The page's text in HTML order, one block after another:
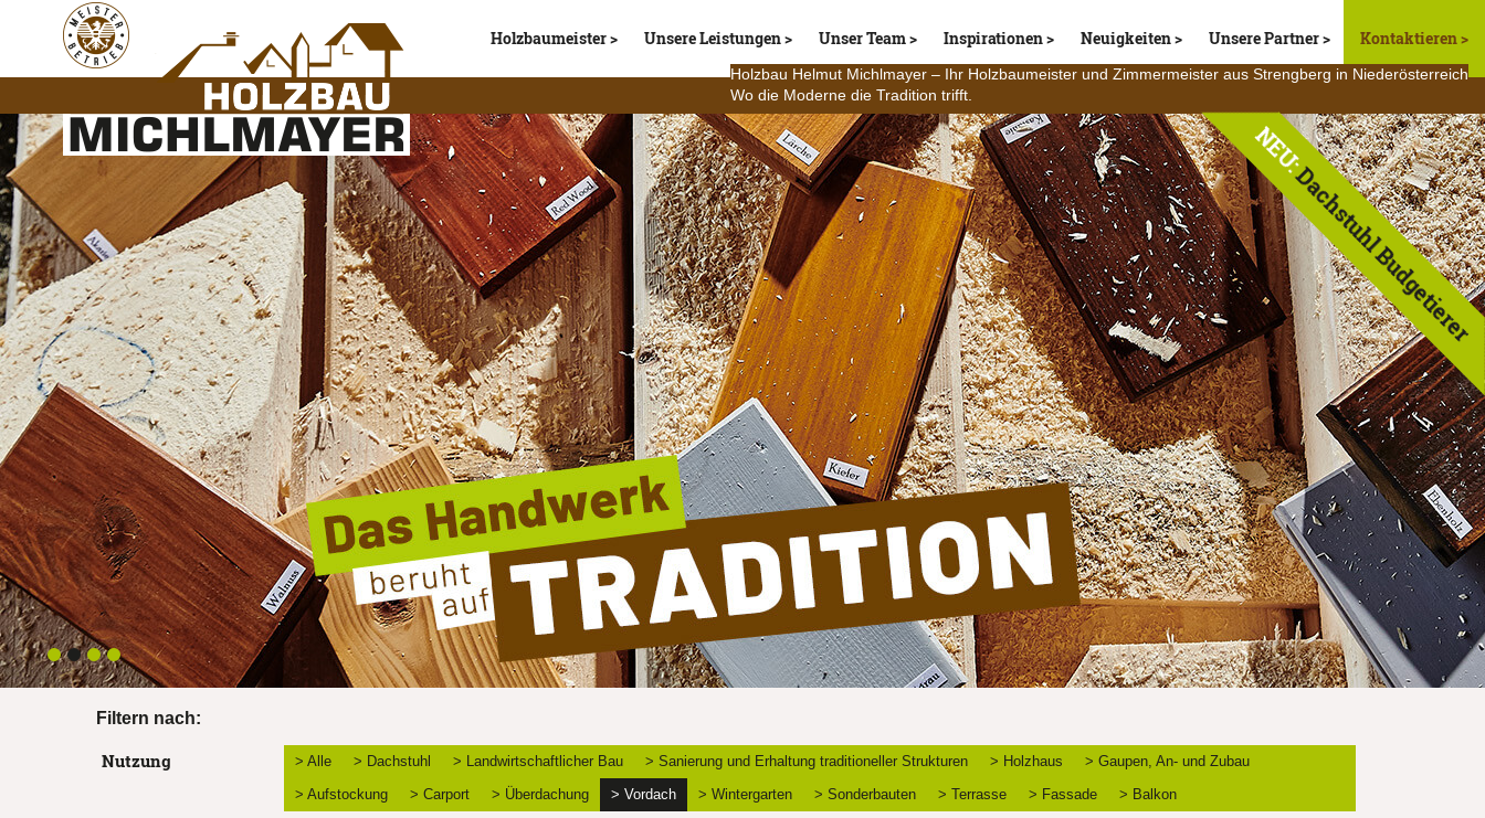
Holzbaumeister Unsere Leistungen Unser Team Inspirationen Neuigkeiten Unsere Partner Kontaktieren
Holzbau Helmut Michlmayer – Ihr Holzbaumeister und Zimmermeister aus Strengberg in Niederösterreich
Wo die Moderne die Tradition trifft.
Filtern nach:
Nutzung > Alle > Dachstuhl > Landwirtschaftlicher Bau > Sanierung und Erhaltung traditioneller Strukturen > Holzhaus
> Gaupen, An- und Zubau
> Aufstockung
> Carport > Überdachung > Vordach > Wintergarten > Sonderbauten > Terrasse > Fassade > Balkon
NEU:
Dachstuhl Budgetierer